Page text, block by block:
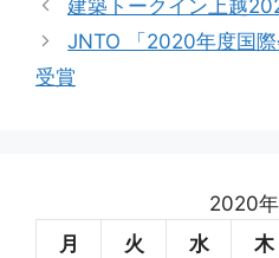
リ
ー
建築トークイン上越
JNTO 「2020年度国際
受賞
2020
月
火 水 木